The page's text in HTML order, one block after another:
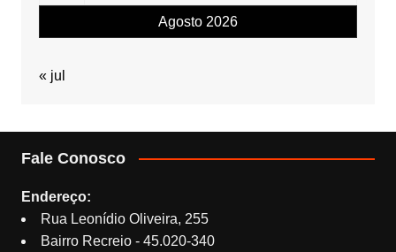
Agosto 2026
« jul
Fale Conosco
Endereço:
Rua Leonídio Oliveira, 255
Bairro Recreio - 45.020-340